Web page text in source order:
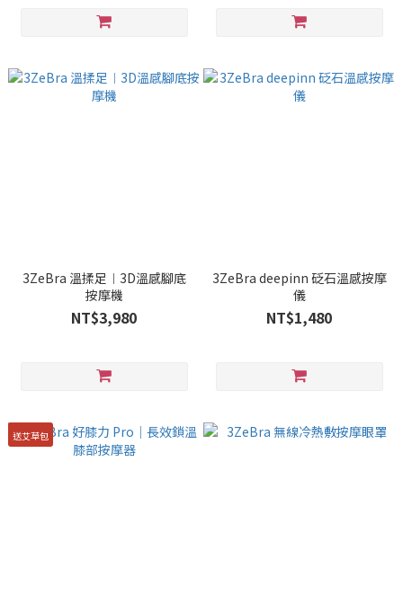
3ZeBra 溫揉足︱3D溫感腳底
按摩機
NT$3,980
3ZeBra deepinn 砭石溫感按摩
儀
NT$1,480
送艾草包